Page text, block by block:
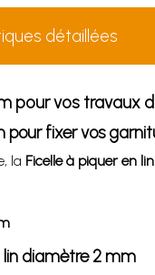
détaillées
pour vos travaux
fixer vos
la Ficelle à piquer en
lin diamètre 2 mm